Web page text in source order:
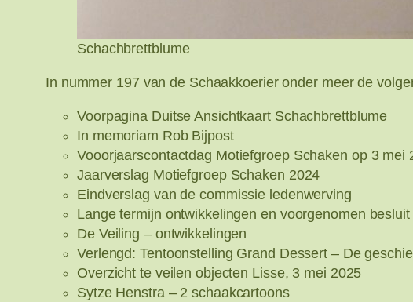
Schachbrettblume
In nummer 197 van de Schaakkoerier onder meer de
Voorpagina Duitse Ansichtkaart Schachbrettblume
In memoriam Rob Bijpost
Vooorjaarscontactdag Motiefgroep Schaken op 3 mei
Jaarverslag Motiefgroep Schaken 2024
Eindverslag van de commissie ledenwerving
Lange termijn ontwikkelingen en voorgenomen besluit
De Veiling – ontwikkelingen
Verlengd: Tentoonstelling Grand Dessert – De
Overzicht te veilen objecten Lisse, 3 mei 2025
Sytze Henstra – 2 schaakcartoons